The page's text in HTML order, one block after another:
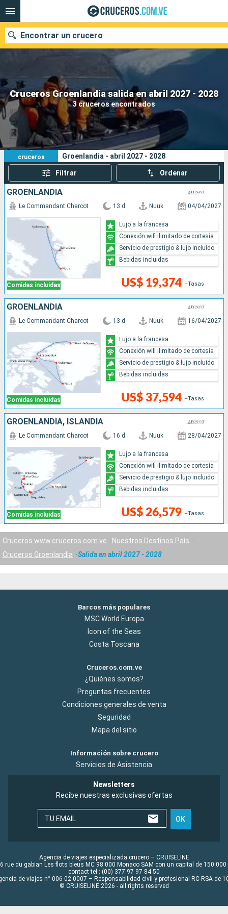
Cruceros Groenlandia salida en abril 2027 - 2028
3 cruceros encontrados
Encontrar un crucero
Nuestros destinos
Fecha de salida
Puertos Compañías
Buscar
3
cruceros
Sus criterios de búsqueda:
Groenlandia - abril 2027 - 2028
Filtrar Ordenar
GROENLANDIA
Comidas incluidas
Le Commandant Charcot 13 d Nuuk 04/04/2027
US$ 19,374 +Tasas
Lujo a la francesa
Conexión wifi ilimitado de cortesía
Servicio de prestigio & lujo incluido
Bebidas incluidas
GROENLANDIA
Comidas incluidas
Le Commandant Charcot 13 d Nuuk 16/04/2027
US$ 37,594 +Tasas
Lujo a la francesa
Conexión wifi ilimitado de cortesía
Servicio de prestigio & lujo incluido
Bebidas incluidas
GROENLANDIA, ISLANDIA
Comidas incluidas
Le Commandant Charcot 16 d Nuuk 28/04/2027
US$ 26,579 +Tasas
Lujo a la francesa
Conexión wifi ilimitado de cortesía
Servicio de prestigio & lujo incluido
Bebidas incluidas
Cruceros www.cruceros.com.ve
Nuestros Destinos País
Cruceros Groenlandia
Salida en abril 2027 - 2028
Barcos más populares
MSC World Europa
Icon of the Seas
Costa Toscana
Cruceros.com.ve
¿Quiénes somos?
Preguntas frecuentes
Condiciones generales de venta
Seguridad
Mapa del sitio
Información sobre crucero
Servicios de Asistencia
Newsletters
Recibe nuestras exclusivas ofertas
TU EMAIL OK
Agencia de viajes especializada crucero – CRUISELINE
rue du gabian Les flots bleus MC 98 000 Monaco SAM con un capital de 150 000
contact tel : (00) 377 97 97 84 50
de viajes n° 006 02 0007 – Responsabilidad civil y profesional RC RSA de
© CRUISELINE 2026 - all rights reserved